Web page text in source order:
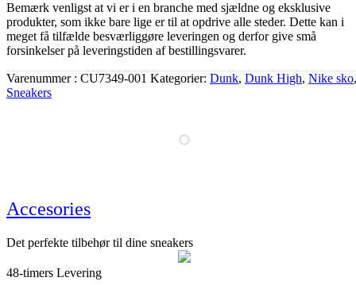
Bemærk venligst at vi er i en branche med sjældne og eksklusive
produkter, som ikke bare lige er til at opdrive alle steder. Dette kan i
meget få tilfælde besværliggøre leveringen og derfor give små
forsinkelser på leveringstiden af bestillingsvarer.
Varenummer CU7349-001 Kategorier Dunk, Dunk High, Nike sko,
Sneakers
Accesories
Det perfekte tilbehør til dine sneakers
48-timers Levering